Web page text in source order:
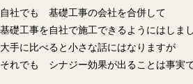
自社でも 基礎工事の会社を合併して
基礎工事を自社で施工できるようにはしま
大手に比べると小さな話にはなりますが
それでも シナジー効果が出ることは事実